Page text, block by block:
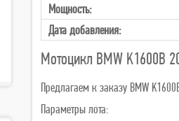
Мощность:
Дата добавления:
Мотоцикл BMW K1600B
Предлагаем к заказу BMW
Параметры лота: